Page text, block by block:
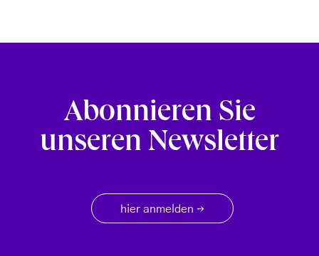
Abonnieren Sie
unseren Newsletter
hier anmelden →